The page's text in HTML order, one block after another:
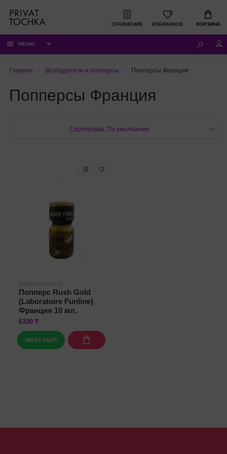
СРАВНЕНИЕ ИЗБРАННОЕ КОРЗИНА
МЕНЮ
Главная Возбудители и попперсы Попперсы Франция
Попперсы Франция
Сортировка: По умолчанию
goldrushamyl10
Попперс Rush Gold
(Laboratoire Funline)
Франция 10 мл.
6100 ₸
WHATSAPP